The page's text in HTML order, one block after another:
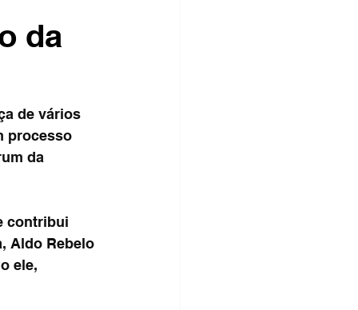
da
de vários
processo
da
contribui
Aldo Rebelo
ele,